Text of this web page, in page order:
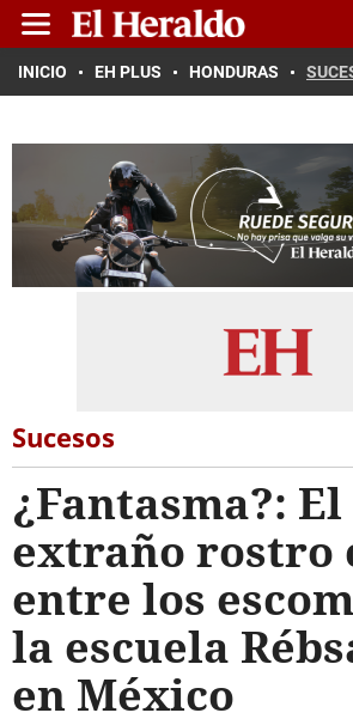
INICIO EH PLUS HONDURAS
Sucesos
¿Fantasma?: El
extraño rostro
entre los
la escuela
en México